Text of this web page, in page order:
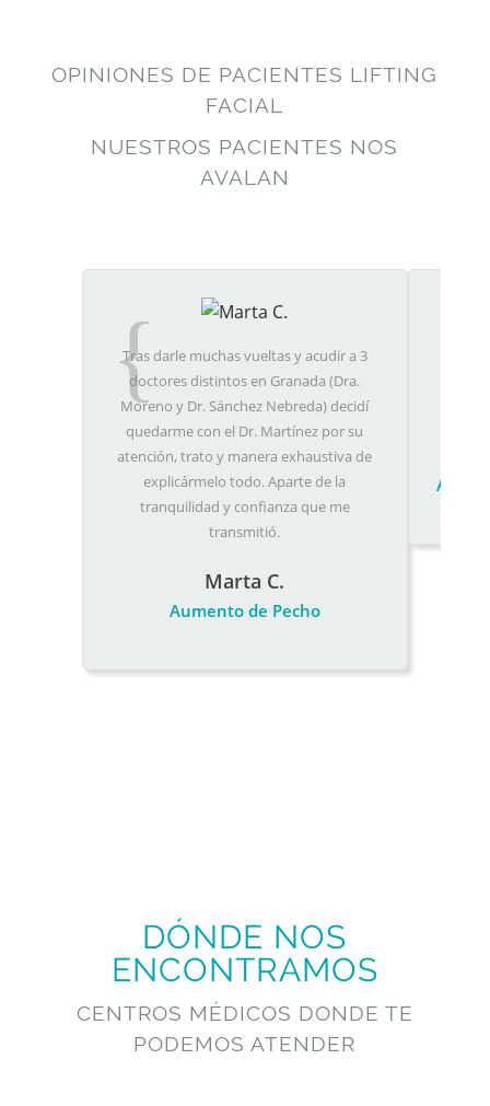
OPINIONES DE PACIENTES LIFTING
FACIAL
NUESTROS PACIENTES NOS
AVALAN
Tras darle muchas vueltas y acudir a 3
doctores distintos en Granada (Dra.
Moreno y Dr. Sánchez Nebreda) decidí
quedarme con el Dr. Martínez por su
atención, trato y manera exhaustiva de
explicármelo todo. Aparte de la
tranquilidad y confianza que me
transmitió.
Marta C.
Aumento de Pecho
DÓNDE NOS
ENCONTRAMOS
CENTROS MÉDICOS DONDE TE
PODEMOS ATENDER